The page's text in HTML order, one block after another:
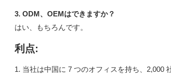
3. ODM、OEMはできますか？
はい、もちろんです。
利点:
1. 当社は中国に 7 つのオフィスを持ち、2,000